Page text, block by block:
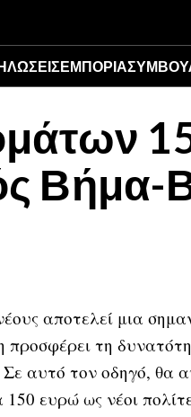
ΕΜΠΟΡΊΑ
Βήμα-
αποτελεί μια
τη
Σε αυτό τον οδηγό,
ευρώ ως νέοι